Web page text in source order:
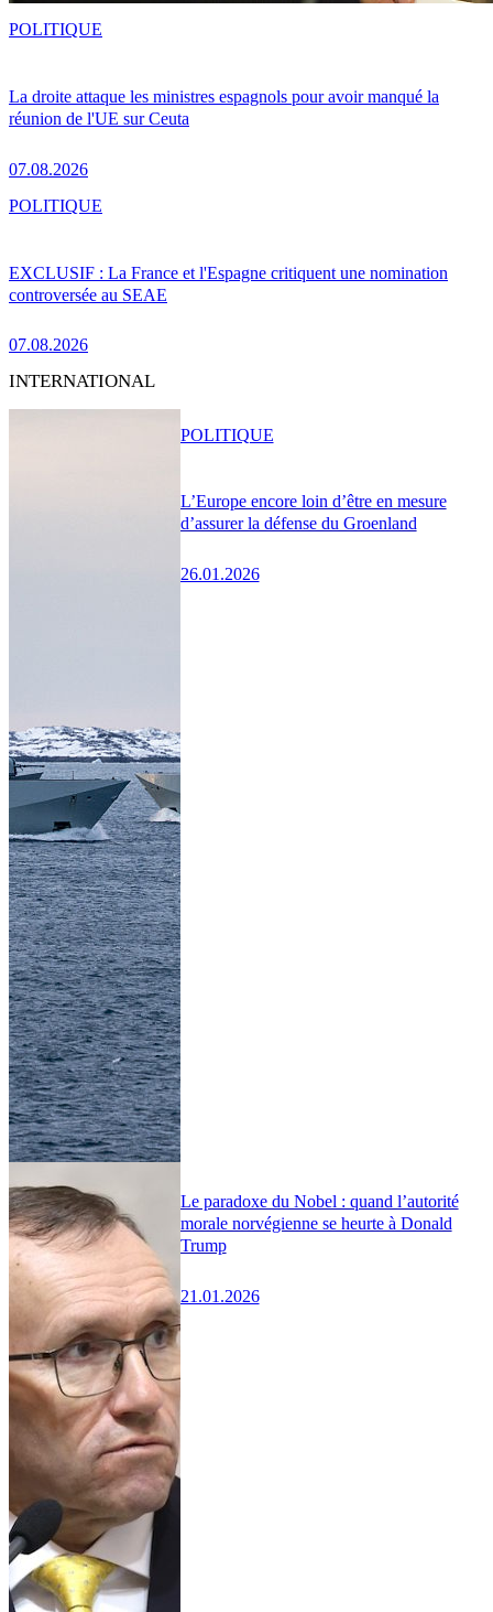
La droite attaque les ministres espagnols pour avoir manqué la
réunion de l'UE sur Ceuta
07.08.2026
POLITIQUE
EXCLUSIF : La France et l'Espagne critiquent une nomination
controversée au SEAE
07.08.2026
POLITIQUE
INTERNATIONAL
L’Europe encore loin d’être en mesure
d’assurer la défense du Groenland
26.01.2026
POLITIQUE
Le paradoxe du Nobel : quand l’autorité
morale norvégienne se heurte à Donald
Trump
21.01.2026